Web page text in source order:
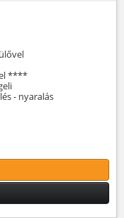
****
- nyaralás